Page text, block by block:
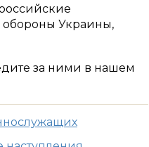
обороны Украины,
за ними в нашем